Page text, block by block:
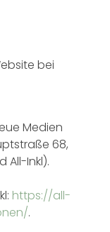
bei
Medien
68,
All-Inkl).
https://all-
.